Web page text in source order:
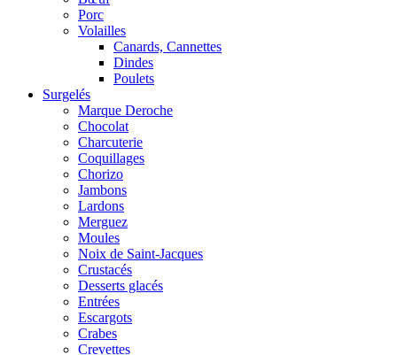
Porc
Volailles
Canards, Cannettes
Dindes
Poulets
Surgelés
Marque Deroche
Chocolat
Charcuterie
Coquillages
Chorizo
Jambons
Lardons
Merguez
Moules
Noix de Saint-Jacques
Crustacés
Desserts glacés
Entrées
Escargots
Crabes
Crevettes